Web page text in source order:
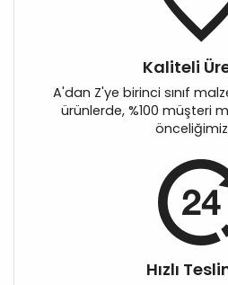
Kaliteli
A'dan Z'ye birinci sınıf
ürünlerde, %100 müşteri
Hızlı